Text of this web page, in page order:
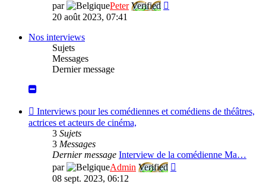
Maison
par
Peter Verified
20 août 2023, 07:41
Nos interviews
Sujets
Messages
Dernier message
Flux
-
Interviews
comédiennes
comédiens
Interviews pour les comédiennes et comédiens de théâtres,
actrices et acteurs de cinéma,
3 Sujets
3 Messages
Dernier message Interview de la comédienne Ma…
par
Admin Verified
08 sept. 2023, 06:12